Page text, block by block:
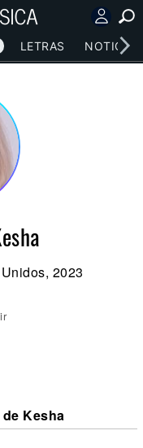
LETRAS NOTICIAS
2023
Kesha